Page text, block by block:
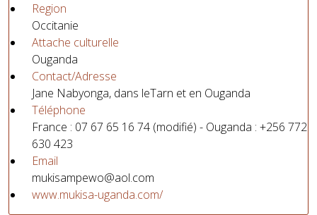
Region
Occitanie
Attache culturelle
Ouganda
Contact/Adresse
Jane Nabyonga, dans leTarn et en Ouganda
Téléphone
France : 07 67 65 16 74 (modifié) - Ouganda : +256 772
630 423
Email
mukisampewo@aol.com
www.mukisa-uganda.com/